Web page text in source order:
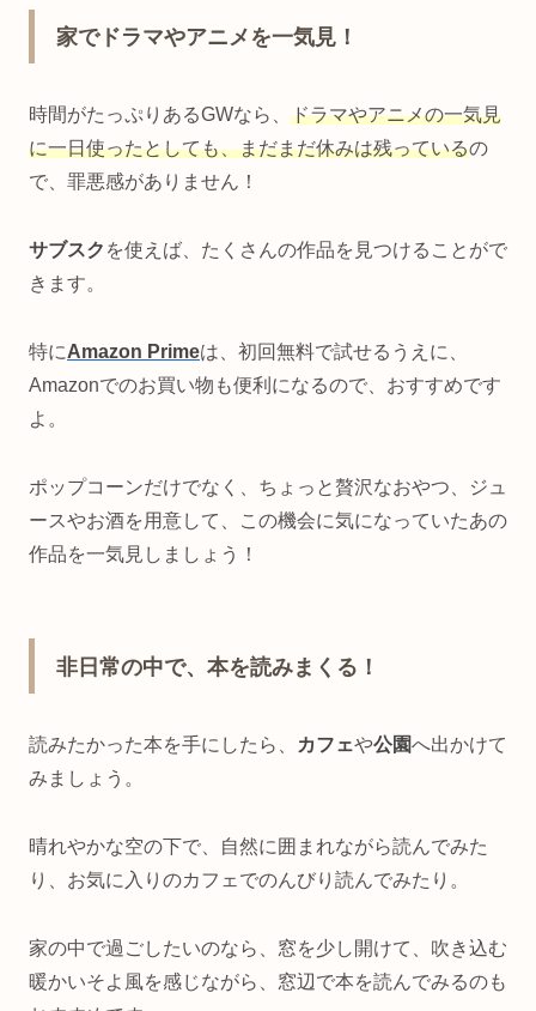
家でドラマやアニメを一気見！
時間がたっぷりあるGWなら、 ドラマやアニメの一気見
に一日使ったとしても、まだまだ休みは残っているの
で、罪悪感がありません！
サブスク を使えば、たくさんの作品を見つけることがで
きます。
特にAmazon Primeは、初回無料で試せるうえに、
Amazonでのお買い物も便利になるので、おすすめです
よ。
ポップコーンだけでなく、ちょっと贅沢なおやつ、ジュ
ースやお酒を用意して、この機会に気になっていたあの
作品を一気見しましょう！
非日常の中で、本を読みまくる！
読みたかった本を手にしたら、 カフェや公園へ出かけて
みましょう。
晴れやかな空の下で、自然に囲まれながら読んでみた
り、お気に入りのカフェでのんびり読んでみたり。
家の中で過ごしたいのなら、窓を少し開けて、吹き込む
暖かいそよ風を感じながら、窓辺で本を読んでみるのも